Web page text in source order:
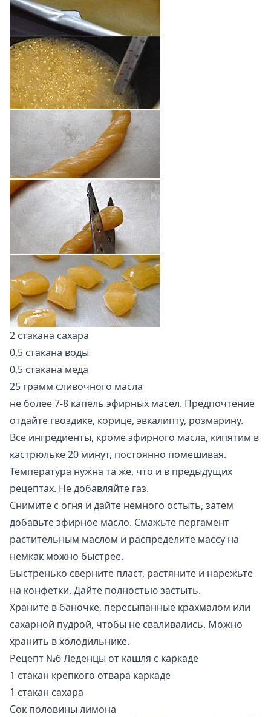
2 стакана сахара
0,5 стакана воды
0,5 стакана меда
25 грамм сливочного масла
не более 7-8 капель эфирных масел. Предпочтение
отдайте гвоздике, корице, эвкалипту, розмарину.
Все ингредиенты, кроме эфирного масла, кипятим в
кастрюльке 20 минут, постоянно помешивая.
Температура нужна та же, что и в предыдущих
рецептах. Не добавляйте газ.
Снимите с огня и дайте немного остыть, затем
добавьте эфирное масло. Смажьте пергамент
растительным маслом и распределите массу на
немкак можно быстрее.
Быстренько сверните пласт, растяните и нарежьте
на конфетки. Дайте полностью застыть.
Храните в баночке, пересыпанные крахмалом или
сахарной пудрой, чтобы не сваливались. Можно
хранить в холодильнике.
Рецепт №6 Леденцы от кашля с каркаде
1 стакан крепкого отвара каркаде
1 стакан сахара
Сок половины лимона